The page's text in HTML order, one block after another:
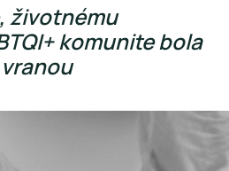
životnému
komunite bola